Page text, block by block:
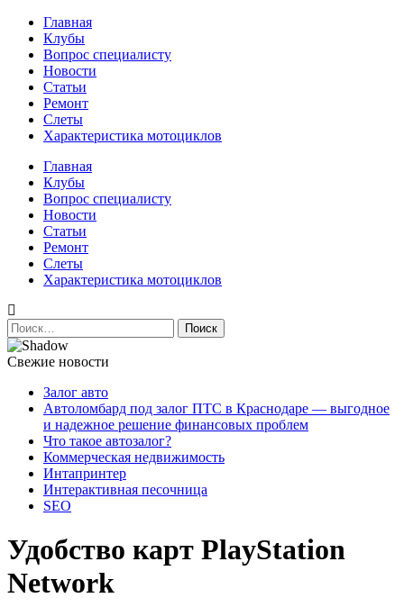
Перейти
содержимому
Главная
Клубы
Вопрос специалисту
Новости
Статьи
Ремонт
Слеты
Характеристика мотоциклов
Авто и мото сайт
Главная
Клубы
Вопрос специалисту
Новости
Статьи
Ремонт
Слеты
Характеристика мотоциклов
Найти:
Свежие новости
Залог авто
Автоломбард под залог ПТС в Краснодаре — выгодное
и надежное решение финансовых проблем
Что такое автозалог?
Коммерческая недвижимость
Интапринтер
Интерактивная песочница
SEO
Удобство карт PlayStation
Network